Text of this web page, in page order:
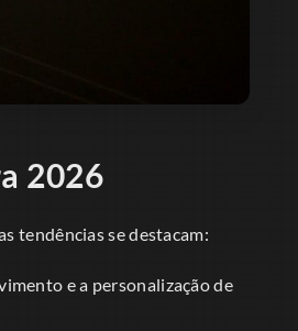
2026
tendências se destacam:
e a personalização de